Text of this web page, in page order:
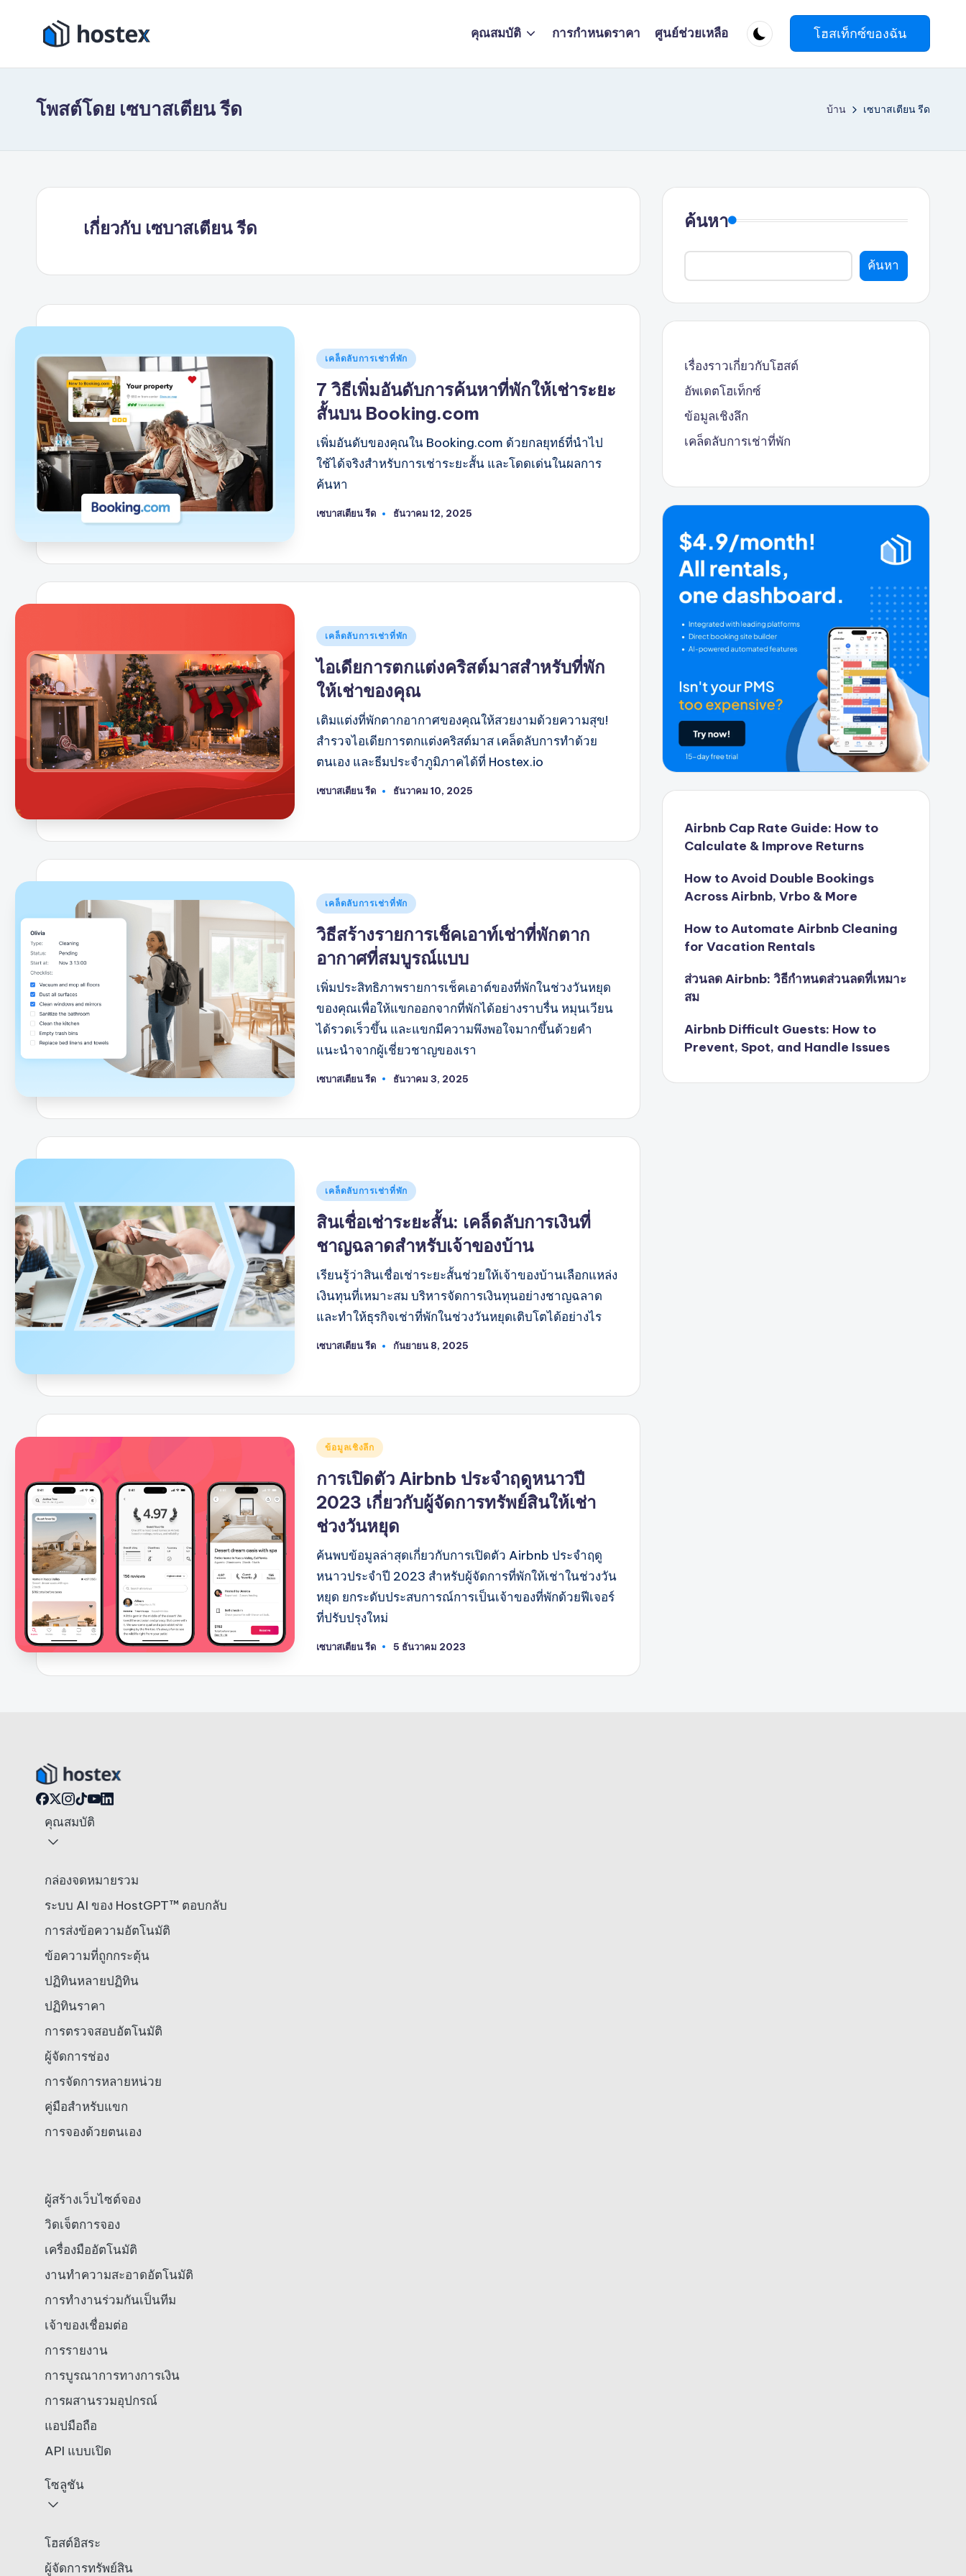
โ
ฮ
เ
ท็
ก
การ
ของ
ระบบ
ด้วย
คุณสมบัติ การกำหนดราคา ศูนย์ช่วยเหลือ โฮสเท็กซ์ของฉัน
โพสต์โดย เซบาสเตียน รีด บ้าน เซบาสเตียน รีด
เกี่ยวกับ เซบาสเตียน รีด
โพสต์
เคล็ดลับการเช่าที่พัก
7 วิธีเพิ่มอันดับการค้นหาที่พักให้เช่าระยะ
สั้นบน Booking.com
เพิ่มอันดับของคุณใน Booking.com ด้วยกลยุทธ์ที่นำไป
ใช้ได้จริงสำหรับการเช่าระยะสั้น และโดดเด่นในผลการ
ค้นหา
โพสต์
เซบาสเตียน รีด ธันวาคม 12, 2025
โพสต์
ใน
เคล็ดลับการเช่าที่พัก
ไอเดียการตกแต่งคริสต์มาสสำหรับที่พัก
ให้เช่าของคุณ
เติมแต่งที่พักตากอากาศของคุณให้สวยงามด้วยความสุข!
สำรวจไอเดียการตกแต่งคริสต์มาส เคล็ดลับการทำด้วย
ตนเอง และธีมประจำภูมิภาคได้ที่ Hostex.io
โพสต์
เซบาสเตียน รีด ธันวาคม 10, 2025
โพสต์
เคล็ดลับการเช่าที่พัก
วิธีสร้างรายการเช็คเอาท์เช่าที่พักตาก
อากาศที่สมบูรณ์แบบ
เพิ่มประสิทธิภาพรายการเช็คเอาต์ของที่พักในช่วงวันหยุด
ของคุณเพื่อให้แขกออกจากที่พักได้อย่างราบรื่น หมุนเวียน
ได้รวดเร็วขึ้น และแขกมีความพึงพอใจมากขึ้นด้วยคำ
แนะนำจากผู้เชี่ยวชาญของเรา
โพสต์
เซบาสเตียน รีด ธันวาคม 3, 2025
โพสต์
เคล็ดลับการเช่าที่พัก
สินเชื่อเช่าระยะสั้น: เคล็ดลับการเงินที่
ชาญฉลาดสำหรับเจ้าของบ้าน
เรียนรู้ว่าสินเชื่อเช่าระยะสั้นช่วยให้เจ้าของบ้านเลือกแหล่ง
เงินทุนที่เหมาะสม บริหารจัดการเงินทุนอย่างชาญฉลาด
และทำให้ธุรกิจเช่าที่พักในช่วงวันหยุดเติบโตได้อย่างไร
โพสต์
เซบาสเตียน รีด กันยายน 8, 2025
โพสต์
ข้อมูลเชิงลึก
การเปิดตัว Airbnb ประจำฤดูหนาวปี
2023 เกี่ยวกับผู้จัดการทรัพย์สินให้เช่า
ช่วงวันหยุด
ค้นพบข้อมูลล่าสุดเกี่ยวกับการเปิดตัว Airbnb ประจำฤดู
หนาวประจำปี 2023 สำหรับผู้จัดการที่พักให้เช่าในช่วงวัน
หยุด ยกระดับประสบการณ์การเป็นเจ้าของที่พักด้วยฟีเจอร์
ที่ปรับปรุงใหม่
โพสต์
เซบาสเตียน รีด 5 ธันวาคม 2023
ค้นหา
ค้นหา
เรื่องราวเกี่ยวกับโฮสต์
อัพเดตโฮเท็กซ์
ข้อมูลเชิงลึก
เคล็ดลับการเช่าที่พัก
Airbnb Cap Rate Guide: How to
Calculate & Improve Returns
How to Avoid Double Bookings
Across Airbnb, Vrbo & More
How to Automate Airbnb Cleaning
for Vacation Rentals
ส่วนลด Airbnb: วิธีกำหนดส่วนลดที่เหมาะ
สม
Airbnb Difficult Guests: How to
Prevent, Spot, and Handle Issues
คุณสมบัติ
กล่องจดหมายรวม
ระบบ AI ของ HostGPT™ ตอบกลับ
การส่งข้อความอัตโนมัติ
ข้อความที่ถูกกระตุ้น
ปฏิทินหลายปฏิทิน
ปฏิทินราคา
การตรวจสอบอัตโนมัติ
ผู้จัดการช่อง
การจัดการหลายหน่วย
คู่มือสำหรับแขก
การจองด้วยตนเอง
ผู้สร้างเว็บไซต์จอง
วิดเจ็ตการจอง
เครื่องมืออัตโนมัติ
งานทำความสะอาดอัตโนมัติ
การทำงานร่วมกันเป็นทีม
เจ้าของเชื่อมต่อ
การรายงาน
การบูรณาการทางการเงิน
การผสานรวมอุปกรณ์
แอปมือถือ
API แบบเปิด
โซลูชัน
โฮสต์อิสระ
ผู้จัดการทรัพย์สิน